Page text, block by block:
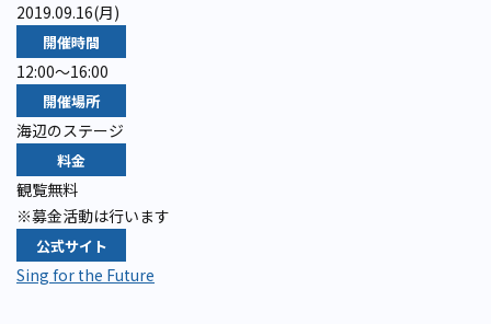
2019.09.16(月)
開催時間
12:00～16:00
開催場所
海辺のステージ
料金
観覧無料
※募金活動は行います
公式サイト
Sing for the Future